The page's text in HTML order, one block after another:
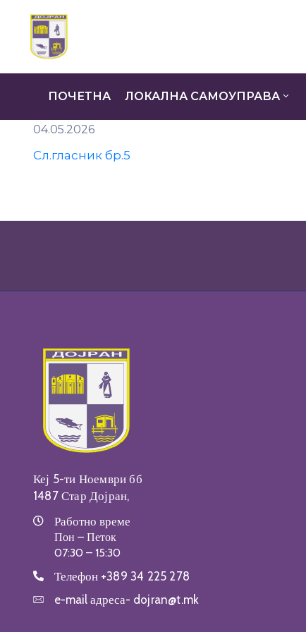
ПОЧЕТНА ЛОКАЛНА САМОУПРАВА
04.05.2026
Сл.гласник бр.5
Кеј 5-ти Ноември бб
1487 Стар Дојран,
Работно време
Пон – Петок
07:30 – 15:30
Телефон +389 34 225 278
e-mail адреса- dojran@t.mk